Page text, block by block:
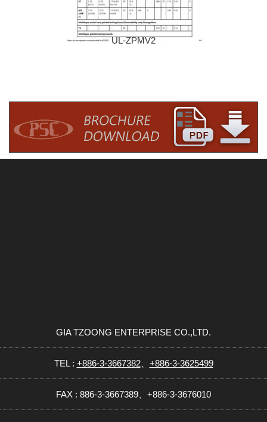
UL-ZPMV2
GIA TZOONG ENTERPRISE CO.,LTD.
TEL : +886-3-3667382、 +886-3-3625499
FAX : 886-3-3667389、+886-3-3676010